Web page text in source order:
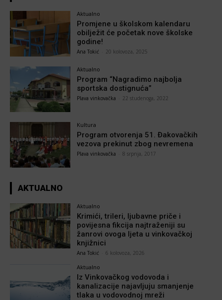
Aktualno
Promjene u školskom kalendaru
obilježit će početak nove školske
godine!
Ana Tokić 20 kolovoza, 2025
Aktualno
Program “Nagradimo najbolja
sportska dostignuća”
Plava vinkovačka 22 studenoga, 2022
Kultura
Program otvorenja 51. Đakovačkih
vezova prekinut zbog nevremena
Plava vinkovačka 8 srpnja, 2017
AKTUALNO
Aktualno
Krimići, trileri, ljubavne priče i
povijesna fikcija najtraženiji su
žanrovi ovoga ljeta u vinkovačkoj
knjižnici
Ana Tokić 6 kolovoza, 2026
Aktualno
Iz Vinkovačkog vodovoda i
kanalizacije najavljuju smanjenje
tlaka u vodovodnoj mreži